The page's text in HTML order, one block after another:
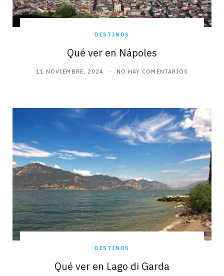
DESTINOS
Qué ver en Nápoles
11 NOVIEMBRE, 2024 NO HAY COMENTARIOS
DESTINOS
Qué ver en Lago di Garda